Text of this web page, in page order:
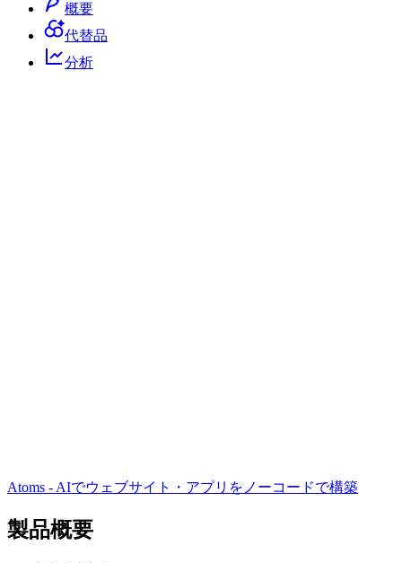
概要
代替品
分析
Atoms - AIでウェブサイト・アプリをノーコードで構築
製品概要